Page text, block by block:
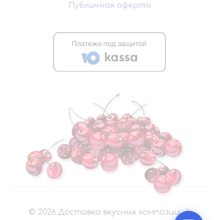
Публичная оферта
© 2026 Доставка вкусных композиций